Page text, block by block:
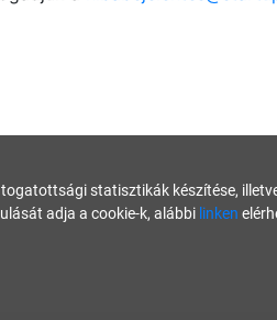
statisztikák készítése,
adja a cookie-k, alábbi linken